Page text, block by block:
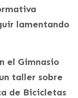
lamentando
el Gimnasio
taller sobre
de Bicicletas